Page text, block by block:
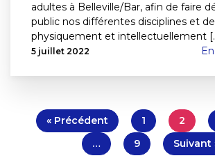
adultes à Belleville/Bar, afin de faire
public nos différentes disciplines et
physiquement et intellectuellement
5 juillet 2022
« Précédent 1 2
…
9 Suivant